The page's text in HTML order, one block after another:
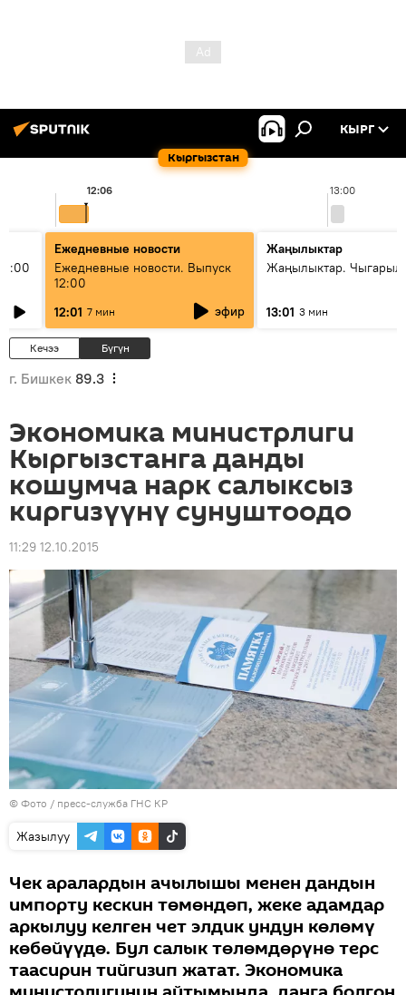
Кыргызстан
КЫРГ
13:00
12:06
Ежедневные новости
Ежедневные новости. Выпуск
12:00
12:01 7 мин эфир
Жаңылыктар
Жаңылыктар.
13:01 3 мин
Кечээ Бүгүн
г. Бишкек 89.3
Экономика министрлиги
Кыргызстанга данды
кошумча нарк салыксыз
киргизүүнү сунуштоодо
11:29 12.10.2015
© Фото / пресс-служба ГНС КР
Жазылуу
Чек аралардын ачылышы менен дандын
импорту кескин төмөндөп, жеке адамдар
аркылуу келген чет элдик ундун көлөмү
көбөйүүдө. Бул салык төлөмдөрүнө терс
таасирин тийгизип жатат. Экономика